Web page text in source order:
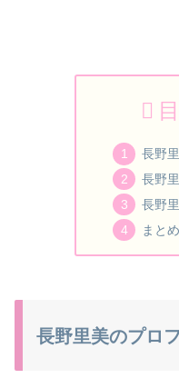
長野
長野
長野
まとめ
長野里美のプロ